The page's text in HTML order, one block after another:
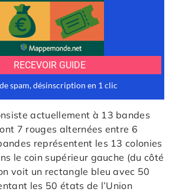
actuellement à 13 bandes
7 rouges alternées entre 6
représentent les 13 colonies
le coin supérieur gauche (du côté
voit un rectangle bleu avec 50
les 50 états de l’Union